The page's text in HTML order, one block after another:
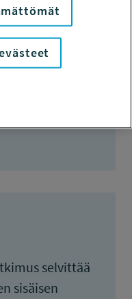
selvittää
sisäisen